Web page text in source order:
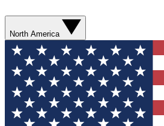
North America